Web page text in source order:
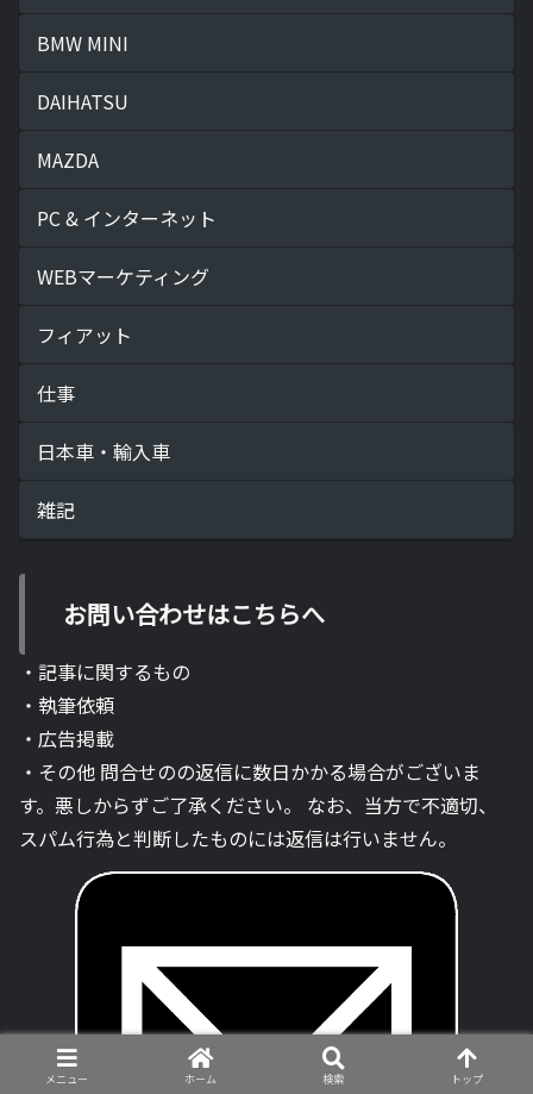
BMW MINI
DAIHATSU
MAZDA
PC & インターネット
WEBマーケティング
フィアット
仕事
日本車・輸入車
雑記
お問い合わせはこちらへ
・記事に関するもの
・執筆依頼
・広告掲載
・その他 問合せのの返信に数日かかる場合がございま
す。悪しからずご了承ください。 なお、当方で不適切、
スパム行為と判断したものには返信は行いません。
メニュー ホーム 検索 トップ